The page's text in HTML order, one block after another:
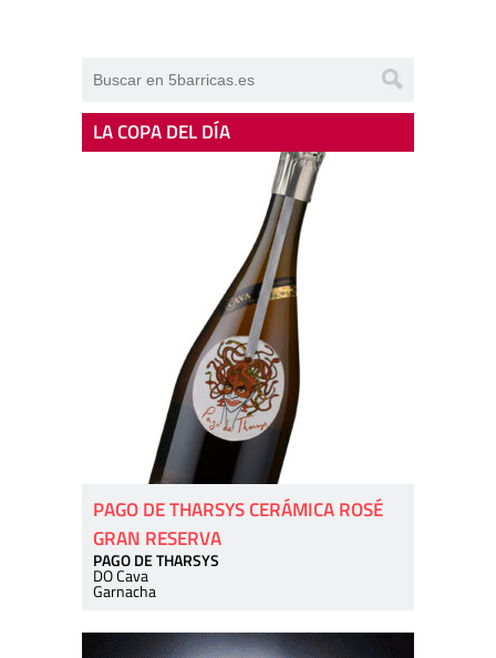
LA COPA DEL DÍA
PAGO DE THARSYS CERÁMICA ROSÉ
GRAN RESERVA
PAGO DE THARSYS
DO Cava
Garnacha